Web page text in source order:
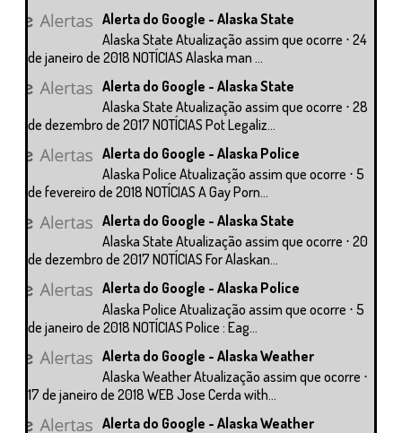
Alerta do Google - Alaska State
Alaska State Atualização assim que ocorre ⋅ 24
de janeiro de 2018 NOTÍCIAS Alaska man ...
Alerta do Google - Alaska State
Alaska State Atualização assim que ocorre ⋅ 28
de dezembro de 2017 NOTÍCIAS Pot Legaliz...
Alerta do Google - Alaska Police
Alaska Police Atualização assim que ocorre ⋅ 5
de fevereiro de 2018 NOTÍCIAS A Gay Porn...
Alerta do Google - Alaska State
Alaska State Atualização assim que ocorre ⋅ 20
de dezembro de 2017 NOTÍCIAS For Alaskan...
Alerta do Google - Alaska Police
Alaska Police Atualização assim que ocorre ⋅ 5
de janeiro de 2018 NOTÍCIAS Police : Eag...
Alerta do Google - Alaska Weather
Alaska Weather Atualização assim que ocorre ⋅
17 de janeiro de 2018 WEB Jose Cerda with...
Alerta do Google - Alaska Weather